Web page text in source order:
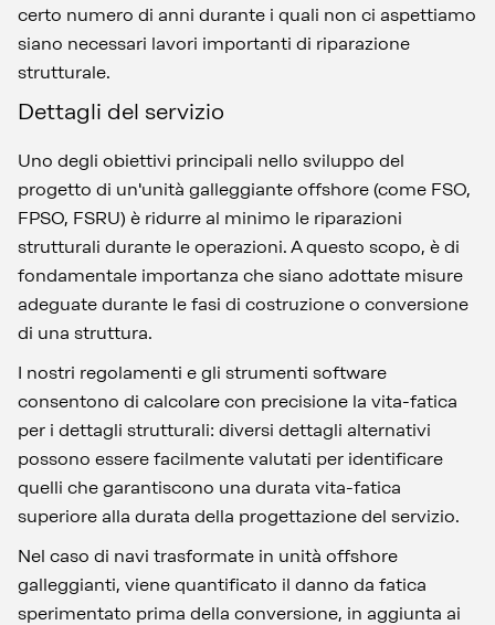
certo numero di anni durante i quali non ci aspettiamo
siano necessari lavori importanti di riparazione
strutturale.
Dettagli del servizio
Uno degli obiettivi principali nello sviluppo del
progetto di un'unità galleggiante offshore (come FSO,
FPSO, FSRU) è ridurre al minimo le riparazioni
strutturali durante le operazioni. A questo scopo, è di
fondamentale importanza che siano adottate misure
adeguate durante le fasi di costruzione o conversione
di una struttura.
I nostri regolamenti e gli strumenti software
consentono di calcolare con precisione la vita-fatica
per i dettagli strutturali: diversi dettagli alternativi
possono essere facilmente valutati per identificare
quelli che garantiscono una durata vita-fatica
superiore alla durata della progettazione del servizio.
Nel caso di navi trasformate in unità offshore
galleggianti, viene quantificato il danno da fatica
sperimentato prima della conversione, in aggiunta ai